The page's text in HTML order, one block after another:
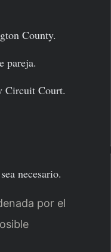
County.
pareja.
Circuit Court.
necesario.
por el